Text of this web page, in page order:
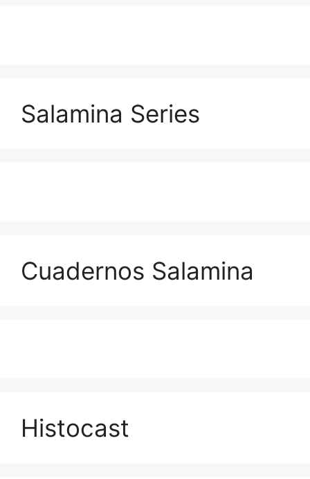
Salamina Series
Cuadernos Salamina
Histocast